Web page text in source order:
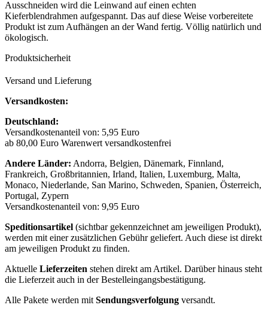
Ausschneiden wird die Leinwand auf einen echten
Kieferblendrahmen aufgespannt. Das auf diese Weise vorbereitete
Produkt ist zum Aufhängen an der Wand fertig. Völlig natürlich und
ökologisch.
Produktsicherheit
Versand und Lieferung
Versandkosten:
Deutschland:
Versandkostenanteil von: 5,95 Euro
ab 80,00 Euro Warenwert versandkostenfrei
Andere Länder: Andorra, Belgien, Dänemark, Finnland,
Frankreich, Großbritannien, Irland, Italien, Luxemburg, Malta,
Monaco, Niederlande, San Marino, Schweden, Spanien, Österreich,
Portugal, Zypern
Versandkostenanteil von: 9,95 Euro
Speditionsartikel (sichtbar gekennzeichnet am jeweiligen Produkt),
werden mit einer zusätzlichen Gebühr geliefert. Auch diese ist direkt
am jeweiligen Produkt zu finden.
Aktuelle Lieferzeiten stehen direkt am Artikel. Darüber hinaus steht
die Lieferzeit auch in der Bestelleingangsbestätigung.
Alle Pakete werden mit Sendungsverfolgung versandt.